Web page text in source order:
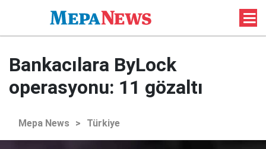
Bankacılara ByLock
operasyonu: 11 gözaltı
Mepa News > Türkiye